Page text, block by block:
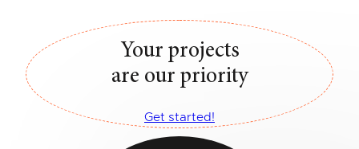
Your projects
are our priority
Get started!